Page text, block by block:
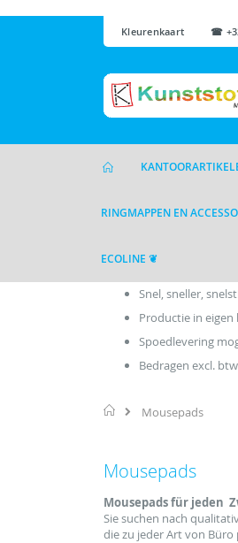
Kleurenkaart ☎
RINGMAPPEN EN
ECOLINE ❦
Snel, sneller,
Productie in eigen
Spoedlevering
Bedragen excl. btw
Home
Mousepads
Mousepads
Mousepads für jeden
Sie suchen nach
die zu jeder Art von Büro